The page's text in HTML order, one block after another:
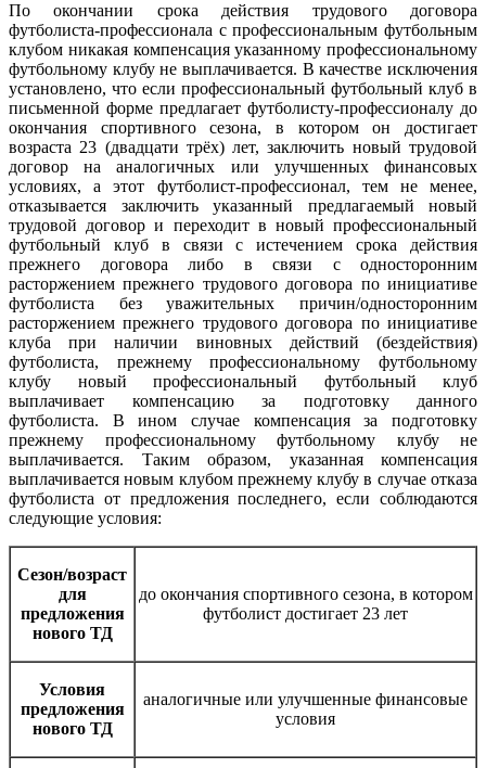
По окончании срока действия трудового договора
футболиста-профессионала с профессиональным футбольным
клубом никакая компенсация указанному профессиональному
футбольному клубу не выплачивается. В качестве исключения
установлено, что если профессиональный футбольный клуб в
письменной форме предлагает футболисту-профессионалу до
окончания спортивного сезона, в котором он достигает
возраста 23 (двадцати трёх) лет, заключить новый трудовой
договор на аналогичных или улучшенных финансовых
условиях, а этот футболист-профессионал, тем не менее,
отказывается заключить указанный предлагаемый новый
трудовой договор и переходит в новый профессиональный
футбольный клуб в связи с истечением срока действия
прежнего договора либо в связи с односторонним
расторжением прежнего трудового договора по инициативе
футболиста без уважительных причин/односторонним
расторжением прежнего трудового договора по инициативе
клуба при наличии виновных действий (бездействия)
футболиста, прежнему профессиональному футбольному
клубу новый профессиональный футбольный клуб
выплачивает компенсацию за подготовку данного
футболиста. В ином случае компенсация за подготовку
прежнему профессиональному футбольному клубу не
выплачивается. Таким образом, указанная компенсация
выплачивается новым клубом прежнему клубу в случае отказа
футболиста от предложения последнего, если соблюдаются
следующие условия:
Сезон/возраст
для
предложения
нового ТД
до окончания спортивного сезона, в котором
футболист достигает 23 лет
Условия
предложения
нового ТД
аналогичные или улучшенные финансовые
условия